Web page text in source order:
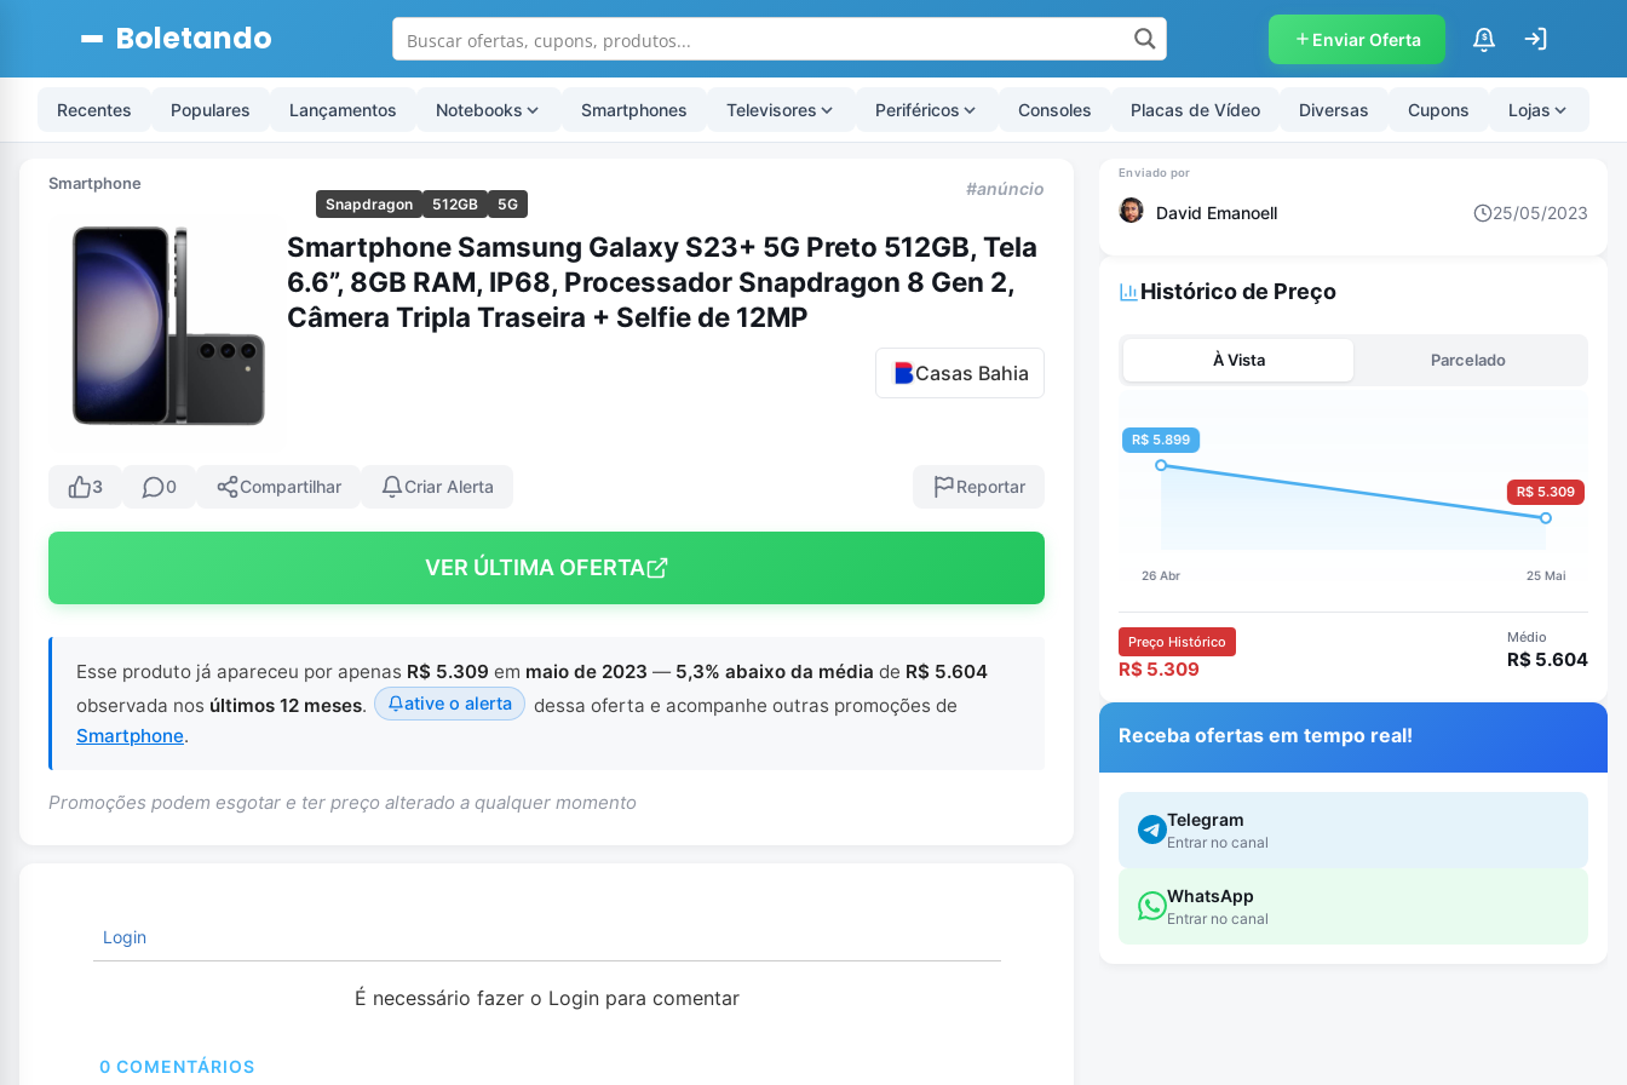
Boletando Enviar Oferta $
Recentes Populares Lançamentos Notebooks Smartphones Televisores Periféricos Consoles Placas de Vídeo Diversas Cupons Lojas
Smartphone
Snapdragon 512GB 5G
#anúncio
Smartphone Samsung Galaxy S23+ 5G Preto 512GB, Tela
6.6”, 8GB RAM, IP68, Processador Snapdragon 8 Gen 2,
Câmera Tripla Traseira + Selfie de 12MP
Casas Bahia
3 0 Compartilhar Criar Alerta Reportar
VER ÚLTIMA OFERTA
Esse produto já apareceu por apenas R$ 5.309 em maio de 2023 — 5,3% abaixo da média de R$ 5.604
observada nos últimos 12 meses. ative o alerta
dessa oferta e acompanhe outras promoções de
Smartphone.
Promoções podem esgotar e ter preço alterado a qualquer momento
Login
É necessário fazer o Login para comentar
0 COMENTÁRIOS
David Emanoell 25/05/2023
Histórico de Preço
À Vista Parcelado
Preço Histórico
R$ 5.309
Médio
R$ 5.604
Receba ofertas em tempo real!
Telegram
Entrar no canal
WhatsApp
Entrar no canal